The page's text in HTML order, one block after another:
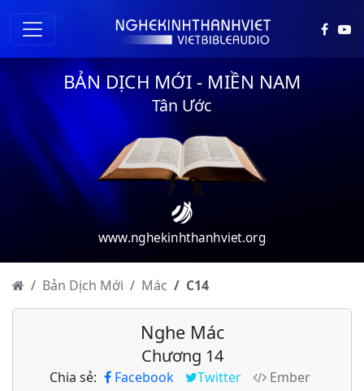
BẢN DỊCH MỚI - MIỀN NAM
Tân Ước
www.nghekinhthanhviet.org
Bản Dịch Mới Mác C14
Nghe Mác
Chương 14
Chia sẻ: Facebook Twitter
Ember
Mác - Chương 1
Mác - Chương 2
Mác - Chương 3
Mác - Chương 4
Mác - Chương 5
Mác - Chương 6
Mác - Chương 8